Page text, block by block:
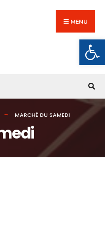
MENU
MARCHÉ DU SAMEDI